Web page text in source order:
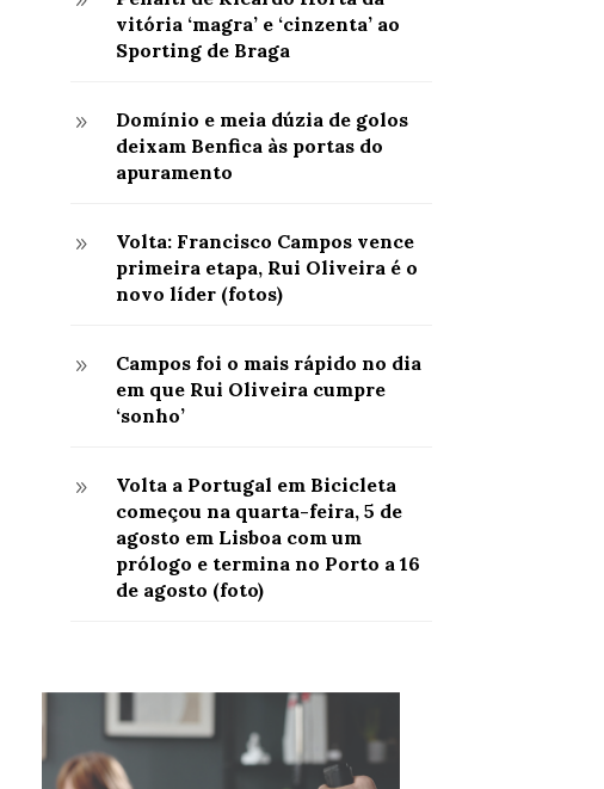
vitória ‘magra’ e ‘cinzenta’ ao
Sporting de Braga
9
Domínio e meia dúzia de golos
deixam Benfica às portas do
apuramento
9
Volta: Francisco Campos vence
primeira etapa, Rui Oliveira é o
novo líder (fotos)
9
Campos foi o mais rápido no dia
em que Rui Oliveira cumpre
‘sonho’
9
Volta a Portugal em Bicicleta
começou na quarta-feira, 5 de
agosto em Lisboa com um
prólogo e termina no Porto a 16
de agosto (foto)